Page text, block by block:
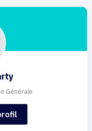
Générale